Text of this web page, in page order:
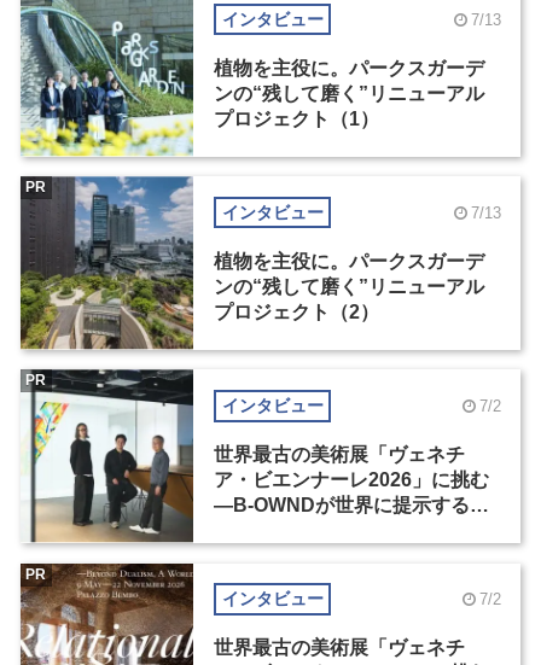
インタビュー 7/13
植物を主役に。パークスガーデ
ンの“残して磨く”リニューアル
プロジェクト（1）
インタビュー 7/13
植物を主役に。パークスガーデ
ンの“残して磨く”リニューアル
プロジェクト（2）
PR
インタビュー 7/2
世界最古の美術展「ヴェネチ
ア・ビエンナーレ2026」に挑む
―B-OWNDが世界に提示する美
PR
インタビュー 7/2
世界最古の美術展「ヴェネチ
PR